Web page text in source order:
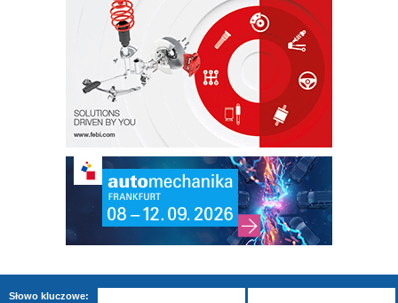
Słowo kluczowe: